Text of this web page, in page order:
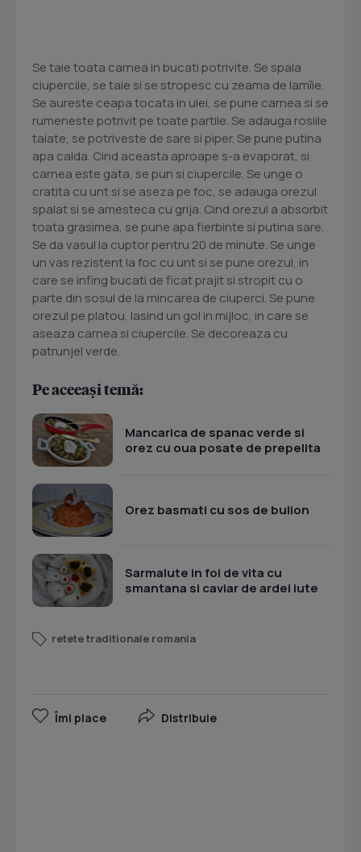
Se taie toata carnea in bucati potrivite. Se spala
ciupercile, se taie si se stropesc cu zeama de lamîie.
Se aureste ceapa tocata in ulei, se pune carnea si se
rumeneste potrivit pe toate partile. Se adauga rosiile
taiate, se potriveste de sare si piper. Se pune putina
apa calda. Cind aceasta aproape s-a evaporat, si
carnea este gata, se pun si ciupercile. Se unge o
cratita cu unt si se aseza pe foc, se adauga orezul
spalat si se amesteca cu grija. Cind orezul a absorbit
toata grasimea, se pune apa fierbinte si putina sare.
Se da vasul la cuptor pentru 20 de minute. Se unge
un vas rezistent la foc cu unt si se pune orezul, in
care se infing bucati de ficat prajit si stropit cu o
parte din sosul de la mincarea de ciuperci. Se pune
orezul pe platou, lasind un gol in mijloc, in care se
aseaza carnea si ciupercile. Se decoreaza cu
patrunjel verde.
Pe aceeași temă:
Mancarica de spanac verde si
orez cu oua posate de prepelita
Orez basmati cu sos de bulion
Sarmalute in foi de vita cu
smantana si caviar de ardei iute
retete traditionale romania
Îmi place Distribuie